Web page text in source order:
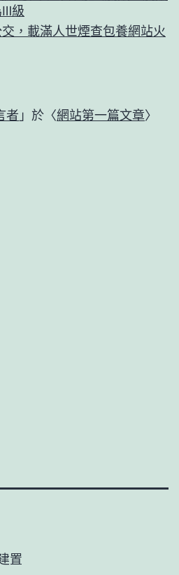
Ⅲ級
，載滿人世煙查包養網站火
者 」於〈網站第一篇文章〉
置